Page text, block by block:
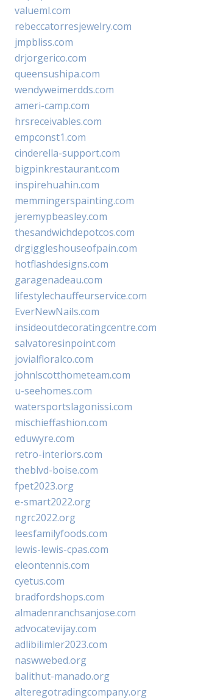
valueml.com
rebeccatorresjewelry.com
jmpbliss.com
drjorgerico.com
queensushipa.com
wendyweimerdds.com
ameri-camp.com
hrsreceivables.com
empconst1.com
cinderella-support.com
bigpinkrestaurant.com
inspirehuahin.com
memmingerspainting.com
jeremypbeasley.com
thesandwichdepotcos.com
drgiggleshouseofpain.com
hotflashdesigns.com
garagenadeau.com
lifestylechauffeurservice.com
EverNewNails.com
insideoutdecoratingcentre.com
salvatoresinpoint.com
jovialfloralco.com
johnlscotthometeam.com
u-seehomes.com
watersportslagonissi.com
mischieffashion.com
eduwyre.com
retro-interiors.com
theblvd-boise.com
fpet2023.org
e-smart2022.org
ngrc2022.org
leesfamilyfoods.com
lewis-lewis-cpas.com
eleontennis.com
cyetus.com
bradfordshops.com
almadenranchsanjose.com
advocatevijay.com
adlibilimler2023.com
naswwebed.org
balithut-manado.org
alteregotradingcompany.org